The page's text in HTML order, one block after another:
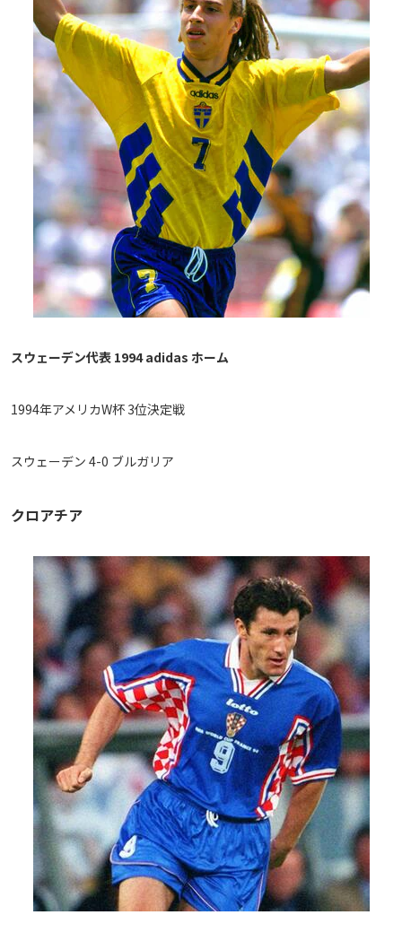
スウェーデン代表 1994 adidas ホーム
1994年アメリカW杯 3位決定戦
スウェーデン 4-0 ブルガリア
クロアチア